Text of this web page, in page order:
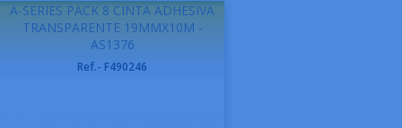
A-SERIES PACK 8 CINTA ADHESIVA
TRANSPARENTE 19MMX10M -
AS1376
Ref.- F490246